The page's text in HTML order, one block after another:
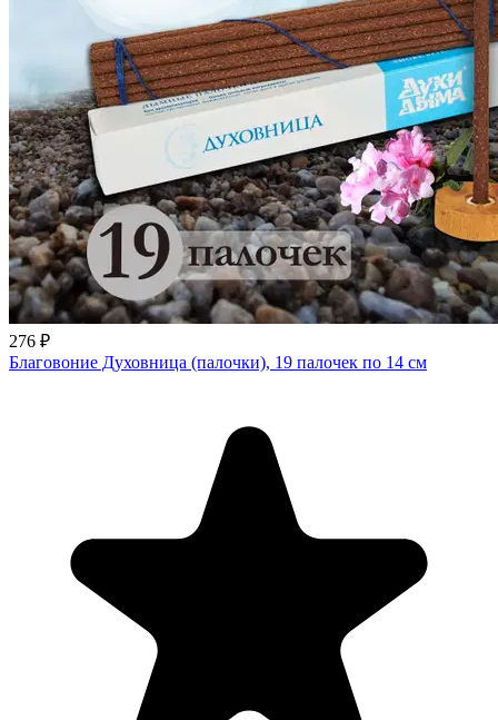
276 ₽
Благовоние Духовница (палочки), 19 палочек по 14 см